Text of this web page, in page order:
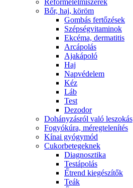
Reformélelmiszerek
Bőr, haj, köröm
Gombás fertőzések
Szépségvitaminok
Ekcéma, dermatitis
Arcápolás
Ajakápoló
Haj
Napvédelem
Kéz
Láb
Test
Dezodor
Dohányzásról való leszokás
Fogyókúra, méregtelenítés
Kínai gyógymód
Cukorbetegeknek
Diagnosztika
Testápolás
É́trend kiegészítők
Teák